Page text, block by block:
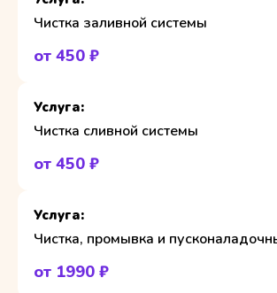
Чистка заливной системы
от 450 ₽
Чистка сливной системы
от 450 ₽
Чистка, промывка и
от 1990 ₽